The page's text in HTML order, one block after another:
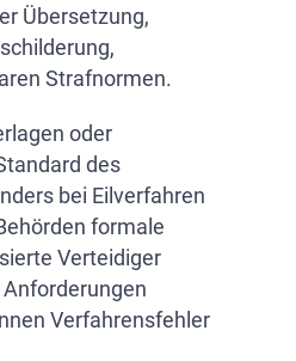
Übersetzung,
Strafnormen.
oder
des
bei Eilverfahren
formale
Verteidiger
Verfahrensfehler